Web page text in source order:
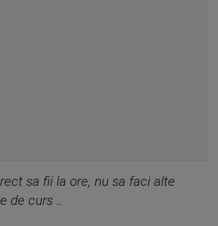
sa fii la ore, nu sa faci alte
de curs ..